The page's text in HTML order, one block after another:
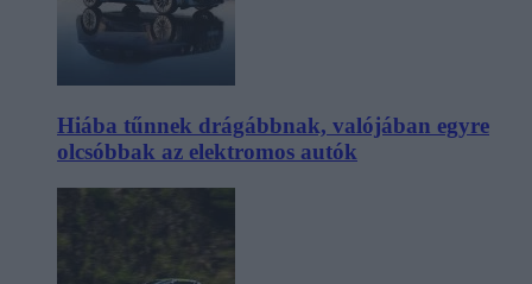
Hiába tűnnek drágábbnak, valójában egyre
olcsóbbak az elektromos autók